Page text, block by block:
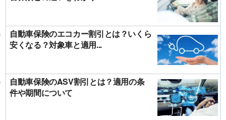
自動車保険のエコカー割引とは？いくら
安くなる？対象車と適用...
自動車保険のASV割引とは？適用の条
件や期間について